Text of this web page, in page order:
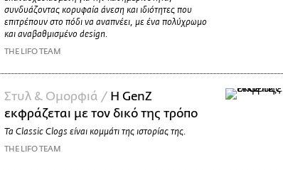
συνδυάζοντας κορυφαία άνεση και ιδιότητες που
επιτρέπουν στο πόδι να αναπνέει, με ένα πολύχρωμο
και αναβαθμισμένο design.
THE LIFO TEAM
Στυλ & Ομορφιά / H GenZ
εκφράζεται με τον δικό της τρόπο
Τα Classic Clogs είναι κομμάτι της ιστορίας της.
THE LIFO TEAM